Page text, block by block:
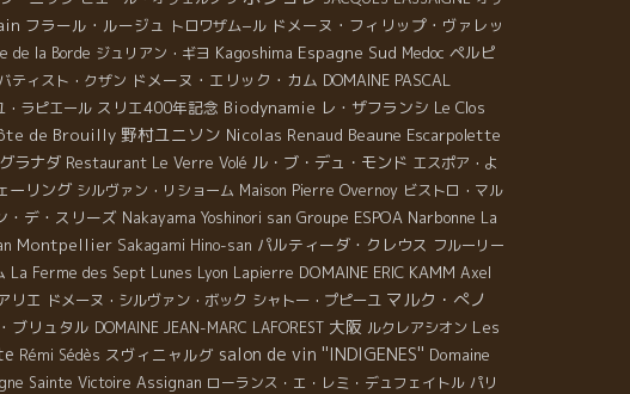
当
協
が
ー
ら
か
で
き
く
ん
は
醸
事
金
フラール・ルージュ トロワザム−ル ドメーヌ・フィリップ・ヴァレッ
de la Borde ジュリアン・ギヨ Kagoshima Espagne Sud Medoc ペルピ
ティスト・クザン ドメーヌ・エリック・カム DOMAINE PASCAL
・ラピエール スリエ400年記念 Biodynamie レ・ザフランシ Le Clos
de Brouilly 野村ユニソン Nicolas Renaud Beaune Escarpolette
グラナダ Restaurant Le Verre Volé ル・ブ・デュ・モンド エスポア・よ
ーリング シルヴァン・リショーム Maison Pierre Overnoy ビストロ・マル
・デ・スリーズ Nakayama Yoshinori san Groupe ESPOA Narbonne La
Montpellier Sakagami Hino-san パルティーダ・クレウス フルーリー
La Ferme des Sept Lunes Lyon Lapierre DOMAINE ERIC KAMM Axel
リエ ドメーヌ・シルヴァン・ボック シャトー・プピーユ マルク・ぺノ
ブリュタル DOMAINE JEAN-MARC LAFOREST 大阪 ルクレアシオン Les
Rémi Sédès スヴィニャルグ salon de vin ''INDIGENES'' Domaine
Sainte Victoire Assignan ローランス・エ・レミ・デュフェイトル パリ